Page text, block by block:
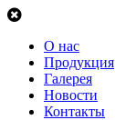
О нас
Продукция
Галерея
Новости
Контакты